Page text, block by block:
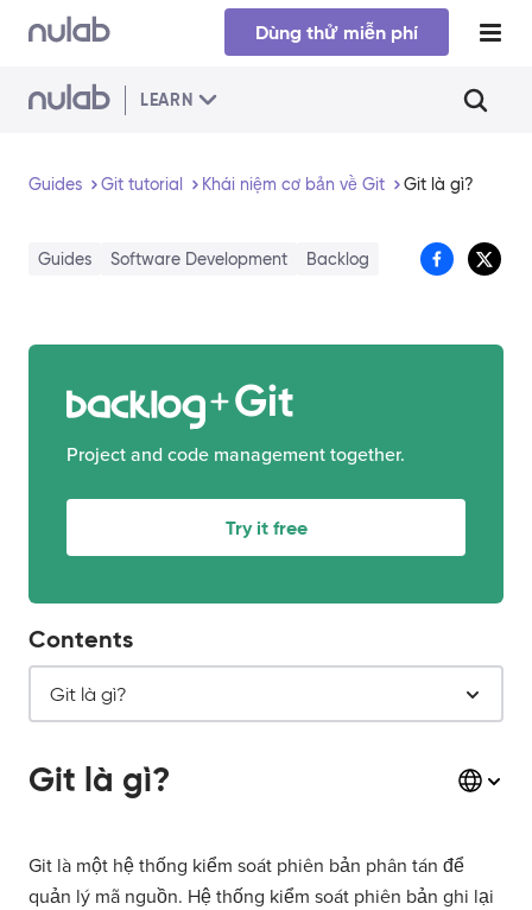
Skip to main content
Dùng thử miễn phí
LEARN
Guides Git tutorial ​Khái niệm cơ bản về Git Git là gì?
Guides Software Development Backlog
Git
Project and code management together.
Try it free
Git là gì?
Git là một hệ thống kiểm soát phiên bản phân tán để
quản lý mã nguồn. Hệ thống kiểm soát phiên bản ghi lại
Contents
Git là gì?